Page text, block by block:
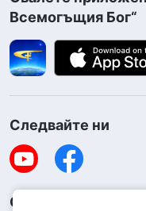
Всемогъщия Бог“
Следвайте ни
Свържете се с нас